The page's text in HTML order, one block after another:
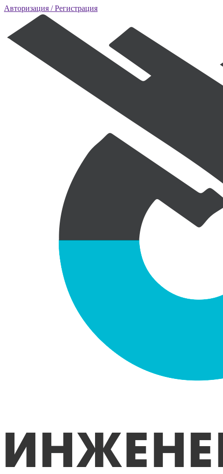
Авторизация / Регистрация